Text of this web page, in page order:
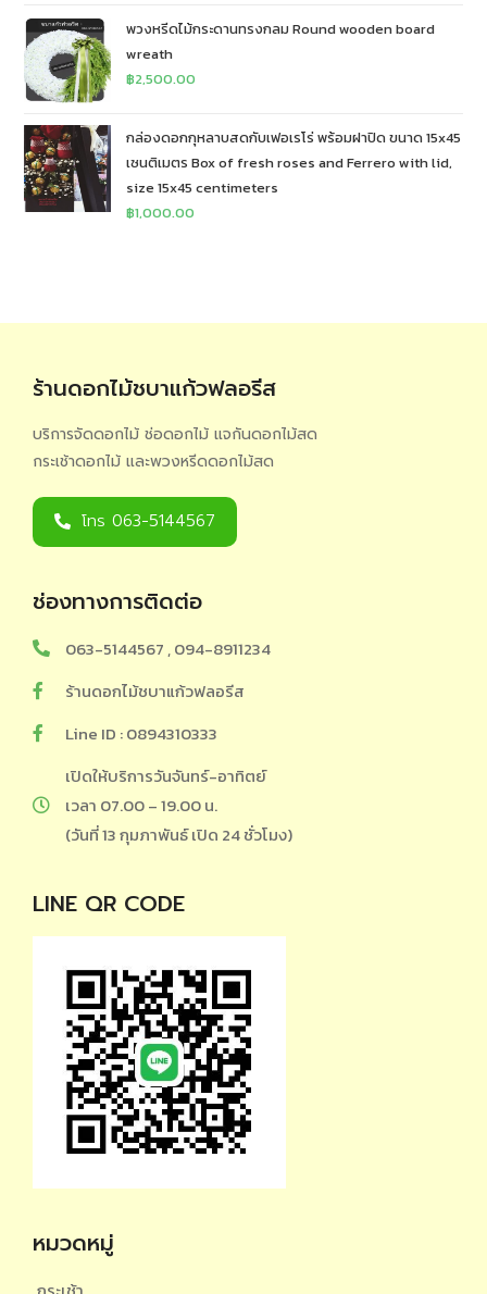
พวงหรีดไม้กระดานทรงกลม Round wooden board
wreath
฿2,500.00
กล่องดอกกุหลาบสดกับเฟอเรโร่ พร้อมฝาปิด ขนาด 15x45
เซนติเมตร Box of fresh roses and Ferrero with lid,
size 15x45 centimeters
฿1,000.00
ร้านดอกไม้ชบาแก้วฟลอรีส
บริการจัดดอกไม้ ช่อดอกไม้ แจกันดอกไม้สด
กระเช้าดอกไม้ และพวงหรีดดอกไม้สด
โทร 063-5144567
ช่องทางการติดต่อ
063-5144567 , 094-8911234
ร้านดอกไม้ชบาแก้วฟลอรีส
Line ID : 0894310333
เปิดให้บริการวันจันทร์-อาทิตย์
เวลา 07.00 – 19.00 น.
(วันที่ 13 กุมภาพันธ์ เปิด 24 ชั่วโมง)
LINE QR CODE
หมวดหมู่